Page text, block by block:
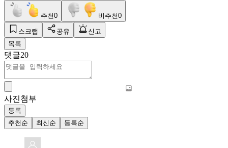
추천0 비추천0
스크랩 공유
신고
목록
댓글20
사진첨부
등록
추천순
최신순 등록순